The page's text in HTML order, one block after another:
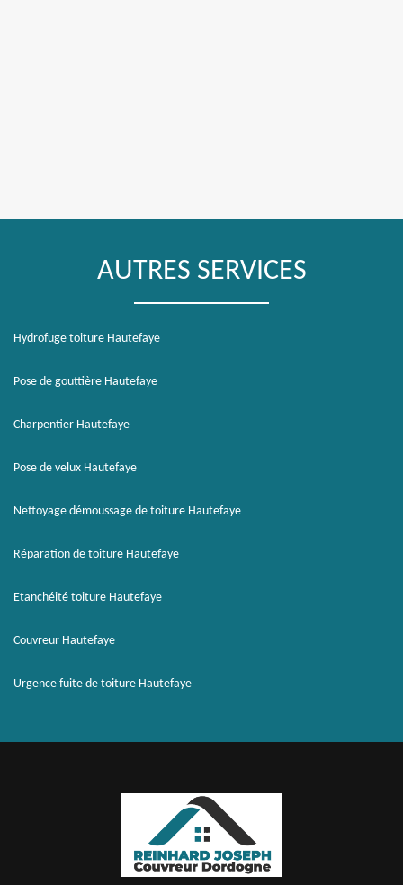
AUTRES SERVICES
Hydrofuge toiture Hautefaye
Pose de gouttière Hautefaye
Charpentier Hautefaye
Pose de velux Hautefaye
Nettoyage démoussage de toiture Hautefaye
Réparation de toiture Hautefaye
Etanchéité toiture Hautefaye
Couvreur Hautefaye
Urgence fuite de toiture Hautefaye